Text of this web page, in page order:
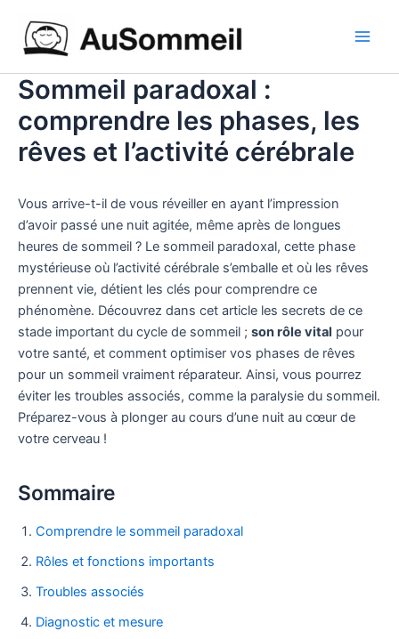
contenu
Sommeil paradoxal :
comprendre les phases, les
rêves et l’activité cérébrale
Vous arrive-t-il de vous réveiller en ayant l’impression
d’avoir passé une nuit agitée, même après de longues
heures de sommeil ? Le sommeil paradoxal, cette phase
mystérieuse où l’activité cérébrale s’emballe et où les rêves
prennent vie, détient les clés pour comprendre ce
phénomène. Découvrez dans cet article les secrets de ce
stade important du cycle de sommeil ; son rôle vital pour
votre santé, et comment optimiser vos phases de rêves
pour un sommeil vraiment réparateur. Ainsi, vous pourrez
éviter les troubles associés, comme la paralysie du sommeil.
Préparez-vous à plonger au cours d’une nuit au cœur de
votre cerveau !
Sommaire
Comprendre le sommeil paradoxal
Rôles et fonctions importants
Troubles associés
Diagnostic et mesure